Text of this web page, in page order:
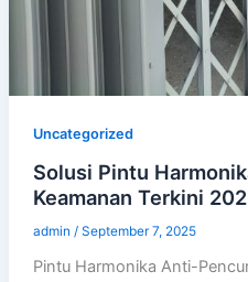
Uncategorized
Solusi Pintu
Keamanan Terkini
admin / September 7, 2025
Pintu Harmonika Anti-